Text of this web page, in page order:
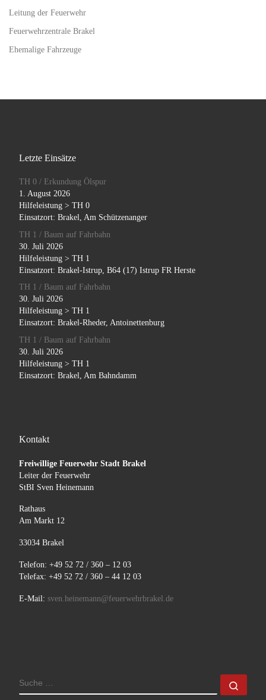
Leitung der Feuerwehr
Feuerwehrzentrale Brakel
Ehemalige Fahrzeuge
Letzte Einsätze
TH 0 / Erkundung Ölspur
1. August 2026
Hilfeleistung > TH 0
Einsatzort: Brakel, Am Schützenanger
TH 1 / Baum auf Fahrbahn
30. Juli 2026
Hilfeleistung > TH 1
Einsatzort: Brakel-Istrup, B64 (17) Istrup FR Herste
TH 1 / Baum auf Fahrbahn
30. Juli 2026
Hilfeleistung > TH 1
Einsatzort: Brakel-Rheder, Antoinettenburg
TH 1 / Baum auf Fahrbahn
30. Juli 2026
Hilfeleistung > TH 1
Einsatzort: Brakel, Am Bahndamm
Kontakt
Freiwillige Feuerwehr Stadt Brakel
Leiter der Feuerwehr
StBI Sven Heinemann
Rathaus
Am Markt 12
33034 Brakel
Telefon: +49 52 72 / 360 – 12 03
Telefax: +49 52 72 / 360 – 44 12 03
E-Mail: sven.heinemann@feuerwehrbrakel.de
SUCHE